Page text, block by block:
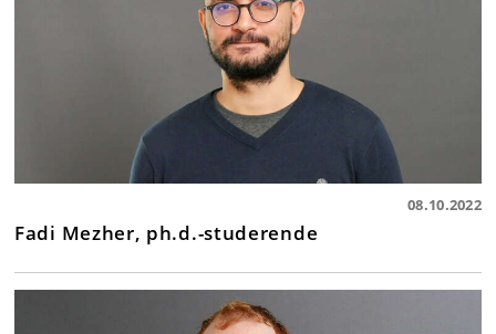
08.10.2022
Fadi Mezher, ph.d.-studerende